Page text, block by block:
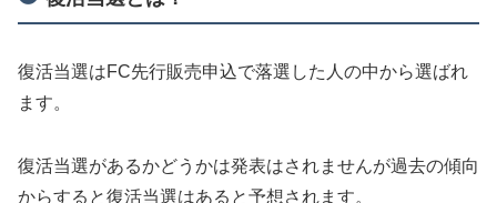
復活当選はFC先行販売申込で落選した人の中から選ばれ
ます。
復活当選があるかどうかは発表はされませんが過去の傾向
からすると復活当選はあると予想されます。